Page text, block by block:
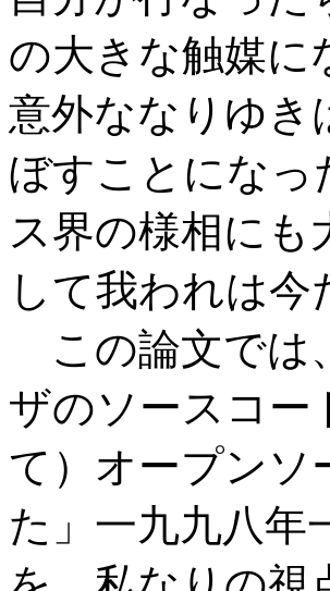
の大きな触媒に
意外ななりゆき
ぼすことになっ
ス界の様相に
して我われは
この論文では
ザのソースコー
て）オープンソ
た」一九九八年